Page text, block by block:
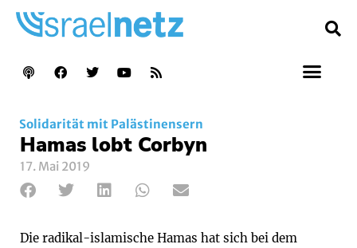
Solidarität mit Palästinensern
Hamas lobt Corbyn
17. Mai 2019
Die radikal-islamische Hamas hat sich bei dem